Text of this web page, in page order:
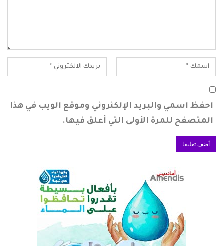
احفظ اسمي والبريد الإلكتروني وموقع الويب في هذا
المتصفح للمرة الأولى التي أعلق فيها.